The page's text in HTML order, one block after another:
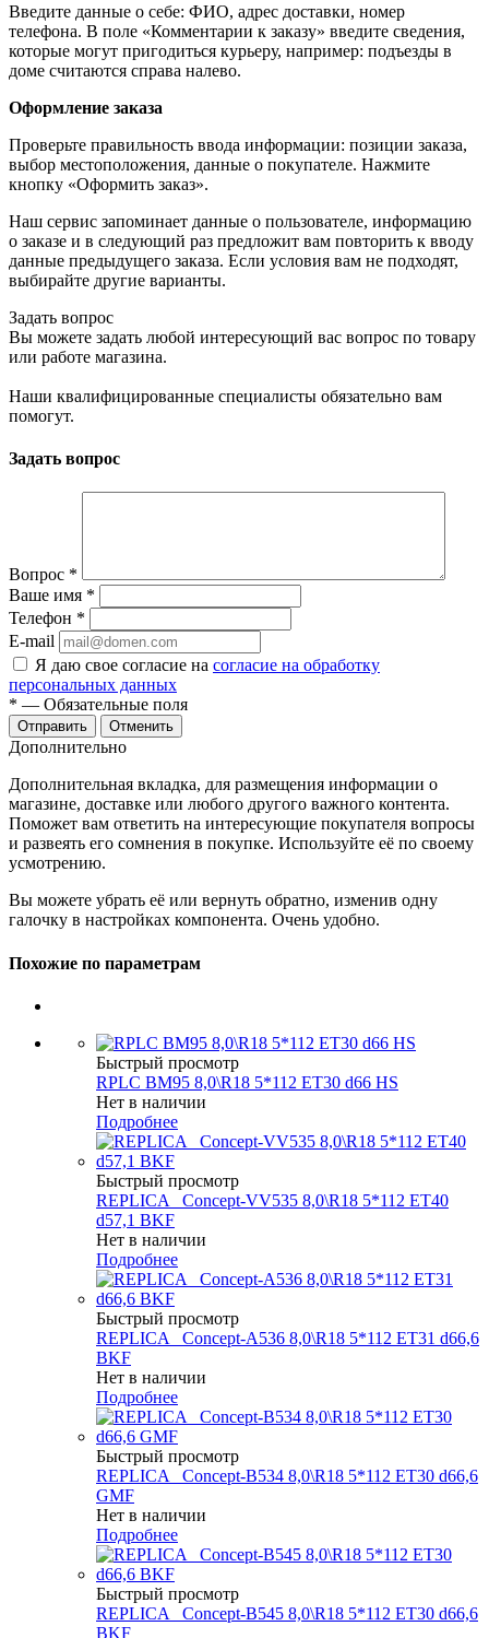
Введите данные о себе: ФИО, адрес доставки, номер
телефона. В поле «Комментарии к заказу» введите сведения,
которые могут пригодиться курьеру, например: подъезды в
доме считаются справа налево.
Оформление заказа
Проверьте правильность ввода информации: позиции заказа,
выбор местоположения, данные о покупателе. Нажмите
кнопку «Оформить заказ».
Наш сервис запоминает данные о пользователе, информацию
о заказе и в следующий раз предложит вам повторить к вводу
данные предыдущего заказа. Если условия вам не подходят,
выбирайте другие варианты.
Задать вопрос
Вы можете задать любой интересующий вас вопрос по товару
или работе магазина.
Наши квалифицированные специалисты обязательно вам
помогут.
Задать вопрос
Вопрос *
Ваше имя *
Телефон *
E-mail
Я даю свое согласие на согласие на обработку
персональных данных
* — Обязательные поля
Отменить
Дополнительно
Дополнительная вкладка, для размещения информации о
магазине, доставке или любого другого важного контента.
Поможет вам ответить на интересующие покупателя вопросы
и развеять его сомнения в покупке. Используйте её по своему
усмотрению.
Вы можете убрать её или вернуть обратно, изменив одну
галочку в настройках компонента. Очень удобно.
Похожие по параметрам
Быстрый просмотр
RPLC BM95 8,0\R18 5*112 ET30 d66 HS
Нет в наличии
Подробнее
Быстрый просмотр
REPLICA _Concept-VV535 8,0\R18 5*112 ET40
d57,1 BKF
Нет в наличии
Подробнее
Быстрый просмотр
REPLICA _Concept-A536 8,0\R18 5*112 ET31 d66,6
BKF
Нет в наличии
Подробнее
Быстрый просмотр
REPLICA _Concept-B534 8,0\R18 5*112 ET30 d66,6
GMF
Нет в наличии
Подробнее
Быстрый просмотр
REPLICA _Concept-B545 8,0\R18 5*112 ET30 d66,6
BKF